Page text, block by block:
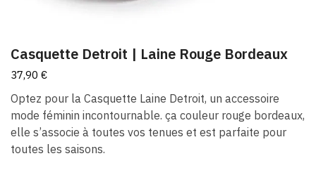
Casquette Detroit | Laine Rouge Bordeaux
37,90 €
Optez pour la Casquette Laine Detroit, un accessoire
mode féminin incontournable. ça couleur rouge bordeaux,
elle s’associe à toutes vos tenues et est parfaite pour
toutes les saisons.